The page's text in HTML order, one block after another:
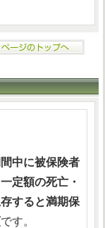
中に被保険者
定額の死亡・
すると満期保
です。